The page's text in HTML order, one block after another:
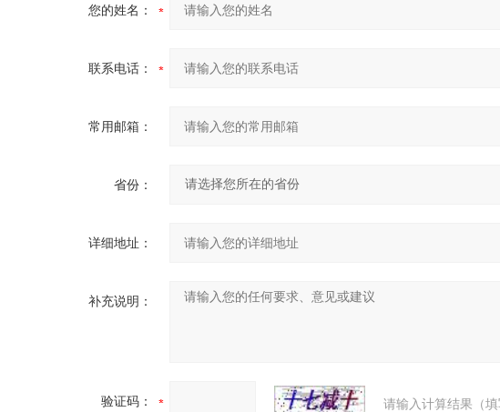
您的姓名：
联系电话：
常用邮箱：
省份：
详细地址：
补充说明：
验证码： 请输入计算结果（